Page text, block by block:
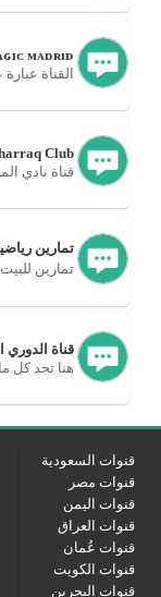
ᴍᴀᴅʀɪᴅ 💛⚽
Club
قناة نادي
تمارين
قناة
هنا تجد كل
قنوات السعودية
قنوات مصر
قنوات اليمن
قنوات العراق
قنوات عُمان
قنوات الكويت
قنوات البحرين